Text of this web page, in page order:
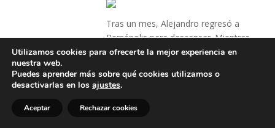
Tras un mes, Alejandro regresó a
Persépolis para descansar. Mientras
el tesoro se sacaba del palacio, el
su rango, y se designó a uno de los
pusiera al frente de una guarnición
Utilizamos cookies para ofrecerte la mejor experiencia en
nuestra web.
Puedes aprender más sobre qué cookies utilizamos o
desactivarlas en los ajustes.
Aceptar Rechazar cookies